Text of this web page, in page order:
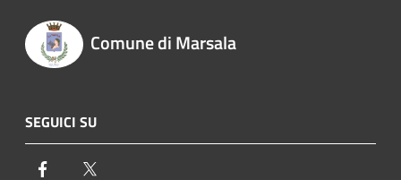
Comune di Marsala
SEGUICI SU
Facebook